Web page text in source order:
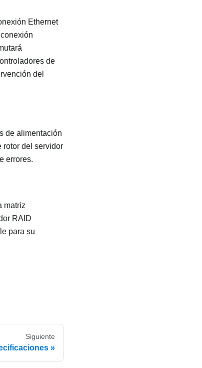
Ethernet
de
del
de alimentación
rotor del servidor
errores.
matriz
RAID
para su
Siguiente